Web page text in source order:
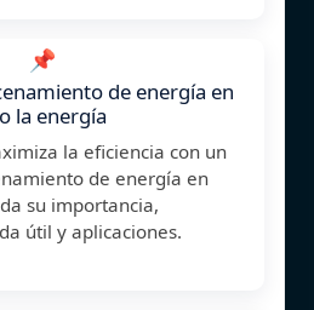
📌
de energía en
la energía
la eficiencia con un
de energía en
su importancia,
útil y aplicaciones.